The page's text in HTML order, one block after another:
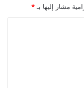
مشار إليها بـ*